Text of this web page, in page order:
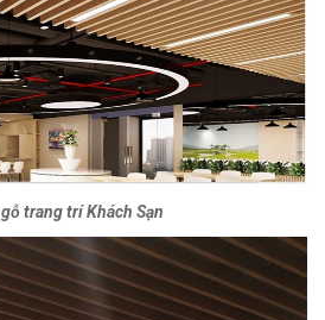
trang trí Khách Sạn